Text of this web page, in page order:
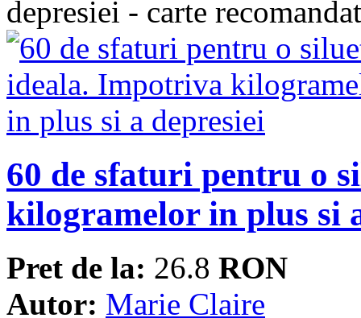
60 de sfaturi pentru o
kilogramelor in plus si
Pret de la: 26.8 RON
Autor: Marie Claire